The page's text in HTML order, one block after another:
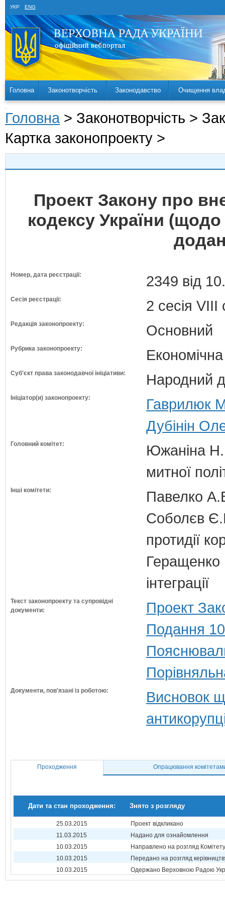
УКР ENG
Головна Законотворчість Законодавство Очищення
Головна > Законотворчість >
Картка законопроекту >
Проект Закону про
кодексу України
Номер, дата реєстрації: 2349 від
Сесія реєстрації: 2 сесія VIII
Редакція законопроекту: Основний
Рубрика законопроекту:
Суб'єкт права законодавчої ініціативи: Народний
Ініціатор(и) законопроекту:
Гаврилюк
Дубінін
Головний комітет:
Южаніна
митної
Інші комітети:
Павелко
Соболєв
протидії
Геращенко
інтеграції
Текст законопроекту та супровідні
документи:
Проект
Подання
Документи, пов'язані із роботою:
Висновок
Проходження Опрацювання
Дати та стан проходження: Знято з розгляду
25.03.2015
Проект відкликано
11.03.2015
Надано для ознайомлення
10.03.2015
Направлено на розгляд Комітету
10.03.2015
Передано на розгляд
10.03.2015
Одержано Верховною Радою